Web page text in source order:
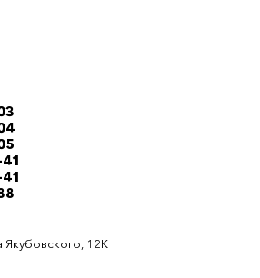
Якубовского, 12К